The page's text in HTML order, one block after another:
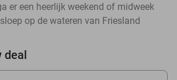
er een heerlijk weekend of midweek
op de wateren van Friesland
deal